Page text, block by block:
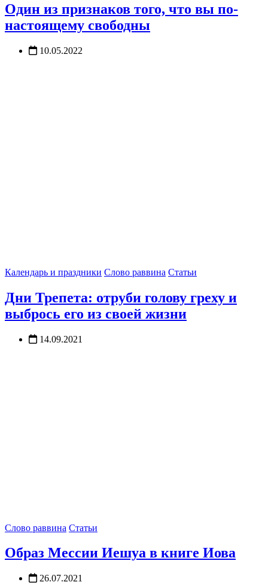
Один из признаков того, что вы по-
настоящему свободны
10.05.2022
Календарь и праздники Слово раввина Статьи
Дни Трепета: отруби голову греху и
выбрось его из своей жизни
14.09.2021
Слово раввина Статьи
Образ Мессии Иешуа в книге Иова
26.07.2021